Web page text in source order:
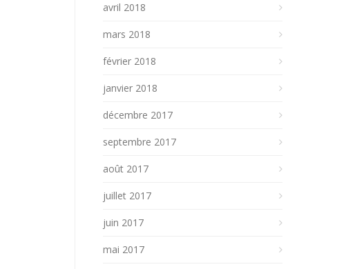
avril 2018
mars 2018
février 2018
janvier 2018
décembre 2017
septembre 2017
août 2017
juillet 2017
juin 2017
mai 2017